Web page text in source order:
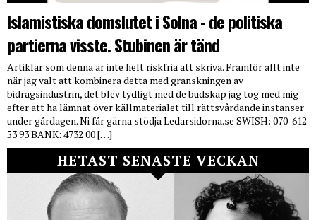
Islamistiska domslutet i Solna - de politiska
partierna visste. Stubinen är tänd
Artiklar som denna är inte helt riskfria att skriva. Framför allt inte
när jag valt att kombinera detta med granskningen av
bidragsindustrin, det blev tydligt med de budskap jag tog med mig
efter att ha lämnat över källmaterialet till rättsvårdande instanser
under gårdagen. Ni får gärna stödja Ledarsidorna.se SWISH: 070-612
53 93 BANK: 4732 00 […]
HETAST SENASTE VECKAN